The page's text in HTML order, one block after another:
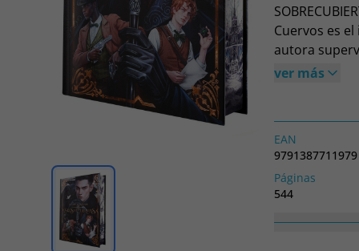
Cuervos es
autora
antro de
dinamitar el
misión, pero
tener que
del New York
Unidos.
ver más
EAN
9791387711979
Páginas
544